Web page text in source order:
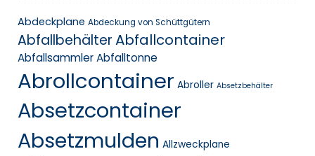
Abdeckplane Abdeckung von Schüttgütern
AbfallbehälterAbfallcontainer
AbfallsammlerAbfalltonne
Abrollcontainer Abroller Absetzbehälter
Absetzcontainer
Absetzmulden Allzweckplane